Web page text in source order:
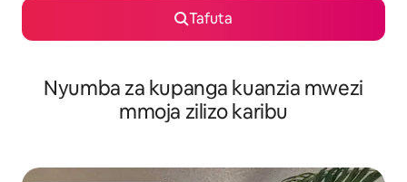
Tafuta
Nyumba za kupanga kuanzia mwezi
mmoja zilizo karibu